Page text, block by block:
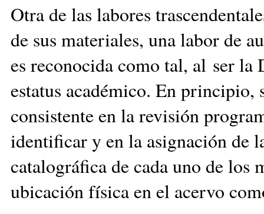
Otra de las labores
de sus materiales, una labor de
es reconocida como tal, al ser la
estatus académico. En principio,
consistente en la revisión
identificar y en la asignación de
catalográfica de cada uno de los
ubicación física en el acervo